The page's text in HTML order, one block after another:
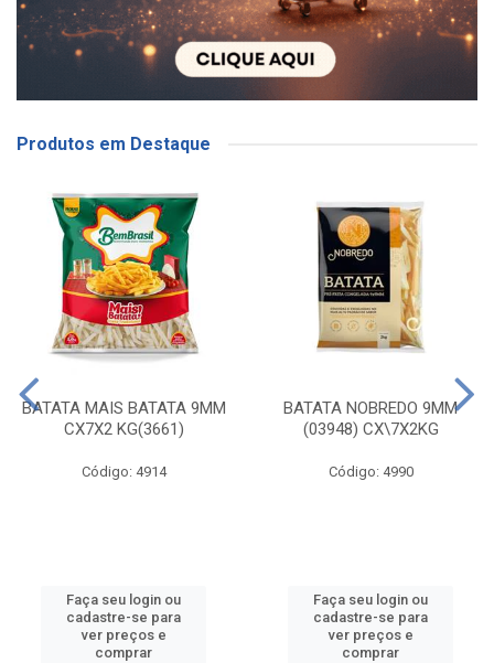
Produtos em Destaque
BATATA MAIS BATATA 9MM
CX7X2 KG(3661)
Código: 4914
Faça seu login ou
cadastre-se para
ver preços e
comprar
BATATA NOBREDO 9MM
(03948) CX\7X2KG
Código: 4990
Faça seu login ou
cadastre-se para
ver preços e
comprar